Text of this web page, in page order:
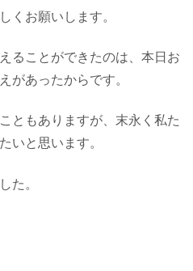
くお願いします。
ることができたのは、本日お
があったからです。
ともありますが、末永く私た
いと思います。
た。